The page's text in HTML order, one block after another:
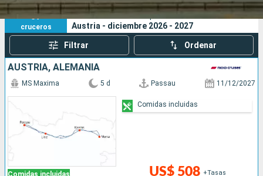
Puertos Compañías
Buscar
37
cruceros
Sus criterios de búsqueda:
Austria - diciembre 2026 - 2027
Filtrar Ordenar
AUSTRIA, ALEMANIA
MS Maxima 5 d Passau 11/12/2027
US$ 508 +Tasas
Comidas incluidas